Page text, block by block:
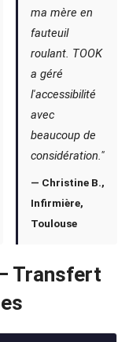
ma mère en
fauteuil
roulant. TOOK
a géré
l'accessibilité
avec
beaucoup de
considération."
— Christine B.,
Infirmière,
Toulouse
Transfert